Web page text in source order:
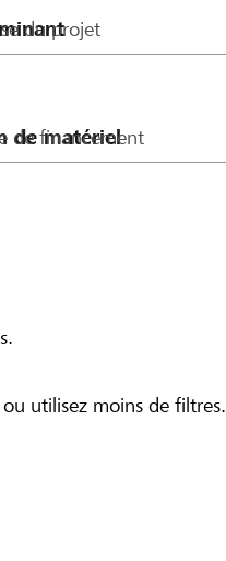
du projet
de financement
utilisez moins de filtres.